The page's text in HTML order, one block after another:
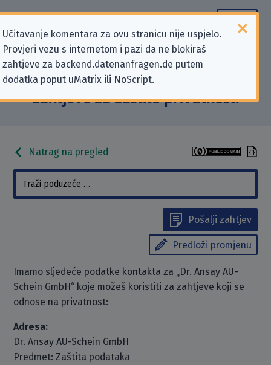
Učitavanje komentara za ovu stranicu nije uspjelo.
Provjeri vezu s internetom i pazi da ne blokiraš
zahtjeve za backend.datenanfragen.de putem
dodatka poput uMatrix ili NoScript.
Podaci kontakta „Dr. Ansay AU-
Schein GmbH” koji se odnose na
zahtjeve za zaštitu privatnosti
Natrag na pregled
Pošalji zahtjev
Predloži promjenu
Imamo sljedeće podatke kontakta za „Dr. Ansay AU-
Schein GmbH“ koje možeš koristiti za zahtjeve koji se
odnose na privatnost:
Adresa:
Dr. Ansay AU-Schein GmbH
Predmet: Zaštita podataka